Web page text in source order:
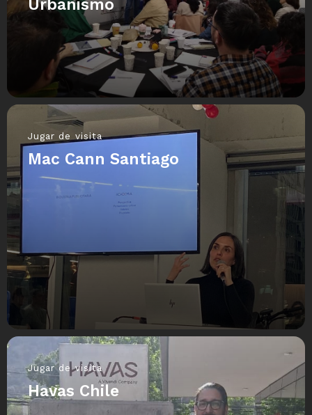
Urbanismo
Jugar de visita
Mac Cann Santiago
Jugar de visita
Havas Chile